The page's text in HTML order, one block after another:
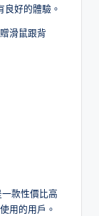
良好的體驗。
滑鼠跟背
款性價比高
用的用戶。